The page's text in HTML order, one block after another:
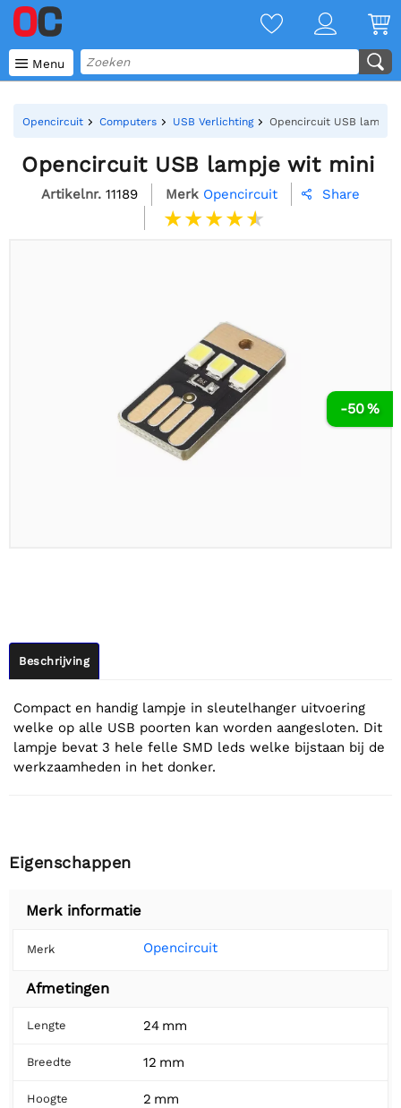
 Menu
Opencircuit Computers USB Verlichting Opencircuit USB lampje
Opencircuit USB lampje wit mini
Artikelnr. 11189 Merk Opencircuit  Share
-50 %
Beschrijving
Compact en handig lampje in sleutelhanger uitvoering
welke op alle USB poorten kan worden aangesloten. Dit
lampje bevat 3 hele felle SMD leds welke bijstaan bij de
werkzaamheden in het donker.
Eigenschappen
Merk informatie
Merk Opencircuit
Afmetingen
Lengte 24 mm
Breedte 12 mm
Hoogte 2 mm